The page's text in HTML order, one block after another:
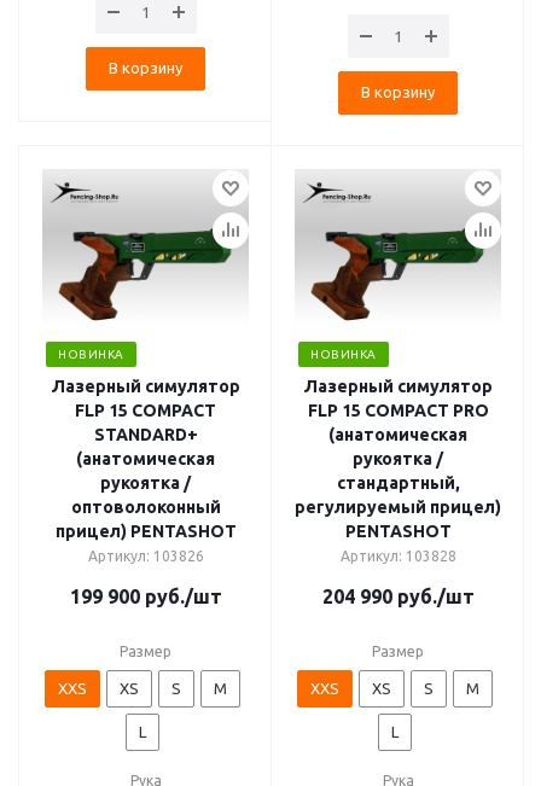
В корзину
В корзину
НОВИНКА
Лазерный симулятор
FLP 15 COMPACT
STANDARD+
(анатомическая
рукоятка /
оптоволоконный
прицел) PENTASHOT
Артикул: 103826
199 900руб./шт
Размер
XXS XS S M
L
Рука
НОВИНКА
Лазерный симулятор
FLP 15 COMPACT PRO
(анатомическая
рукоятка /
стандартный,
регулируемый прицел)
PENTASHOT
Артикул: 103828
204 990руб./шт
Размер
XXS XS S M
L
Рука